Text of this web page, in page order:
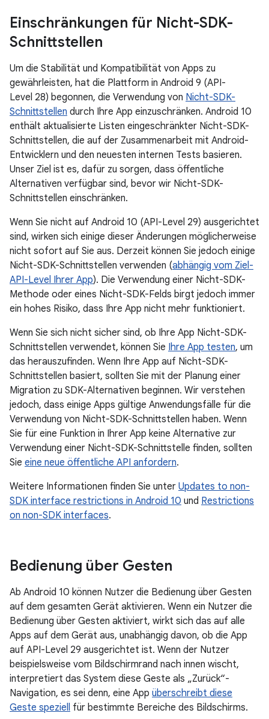
Einschränkungen für Nicht-SDK-
Schnittstellen
Um die Stabilität und Kompatibilität von Apps zu
gewährleisten, hat die Plattform in Android 9 (API-
Level 28) begonnen, die Verwendung von Nicht-SDK-
Schnittstellen durch Ihre App einzuschränken. Android 10
enthält aktualisierte Listen eingeschränkter Nicht-SDK-
Schnittstellen, die auf der Zusammenarbeit mit Android-
Entwicklern und den neuesten internen Tests basieren.
Unser Ziel ist es, dafür zu sorgen, dass öffentliche
Alternativen verfügbar sind, bevor wir Nicht-SDK-
Schnittstellen einschränken.
Wenn Sie nicht auf Android 10 (API-Level 29) ausgerichtet
sind, wirken sich einige dieser Änderungen möglicherweise
nicht sofort auf Sie aus. Derzeit können Sie jedoch einige
Nicht-SDK-Schnittstellen verwenden (abhängig vom Ziel-
API-Level Ihrer App). Die Verwendung einer Nicht-SDK-
Methode oder eines Nicht-SDK-Felds birgt jedoch immer
ein hohes Risiko, dass Ihre App nicht mehr funktioniert.
Wenn Sie sich nicht sicher sind, ob Ihre App Nicht-SDK-
Schnittstellen verwendet, können Sie Ihre App testen, um
das herauszufinden. Wenn Ihre App auf Nicht-SDK-
Schnittstellen basiert, sollten Sie mit der Planung einer
Migration zu SDK-Alternativen beginnen. Wir verstehen
jedoch, dass einige Apps gültige Anwendungsfälle für die
Verwendung von Nicht-SDK-Schnittstellen haben. Wenn
Sie für eine Funktion in Ihrer App keine Alternative zur
Verwendung einer Nicht-SDK-Schnittstelle finden, sollten
Sie eine neue öffentliche API anfordern.
Weitere Informationen finden Sie unter Updates to non-
SDK interface restrictions in Android 10 und Restrictions
on non-SDK interfaces.
Bedienung über Gesten
Ab Android 10 können Nutzer die Bedienung über Gesten
auf dem gesamten Gerät aktivieren. Wenn ein Nutzer die
Bedienung über Gesten aktiviert, wirkt sich das auf alle
Apps auf dem Gerät aus, unabhängig davon, ob die App
auf API-Level 29 ausgerichtet ist. Wenn der Nutzer
beispielsweise vom Bildschirmrand nach innen wischt,
interpretiert das System diese Geste als „Zurück“-
Navigation, es sei denn, eine App überschreibt diese
Geste speziell für bestimmte Bereiche des Bildschirms.